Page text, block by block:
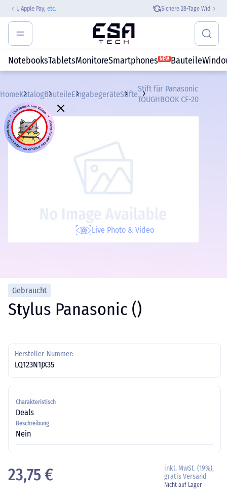
Sichere 28-Tage Widerrufsrecht
NotebooksTabletsMonitoreSmartphones NEW Bauteile
HomeKatalogBauteileEingabegeräteStifte
Stift für Panasonic
TOUGHBOOK CF-20
Live Photo & Video
Gebraucht
Stylus Panasonic ()
Hersteller-Nummer:
LQ123N1JX35
Charakteristisch
Deals
Beschreibung
Nein
23,75 €
inkl. MwSt. (19%),
gratis Versand
Nicht auf Lager